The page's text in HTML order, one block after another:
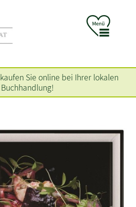
kaufen Sie online bei Ihrer lokalen
Buchhandlung!